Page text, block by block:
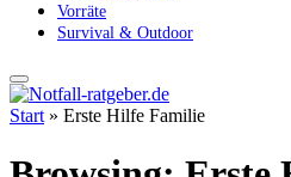
Vorräte
Survival & Outdoor
Start » Erste Hilfe Familie